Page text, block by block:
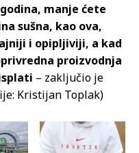
manje ćete
sušna, kao ova,
i opipljiviji, a kad
proizvodnja
– zaključio je
Kristijan Toplak)